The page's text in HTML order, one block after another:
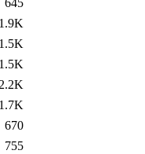
645
1.9K
1.5K
1.5K
1.7K
670
755